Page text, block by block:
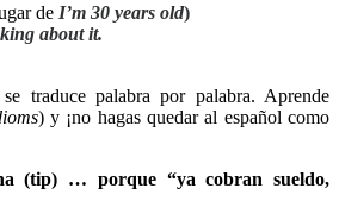
de I’m 30 years old)
about it.
traduce palabra por palabra. Aprende
) y ¡no hagas quedar al español como
(tip) … porque “ya cobran sueldo,